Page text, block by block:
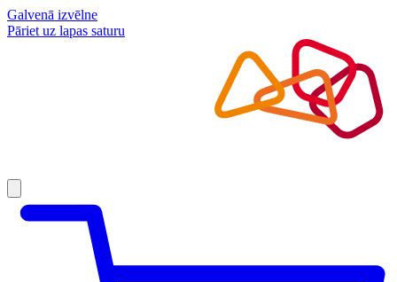
Galvenā izvēlne
Pāriet uz lapas saturu